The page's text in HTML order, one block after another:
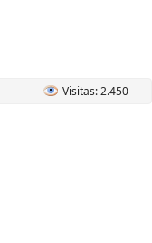
Visitas: 2.450